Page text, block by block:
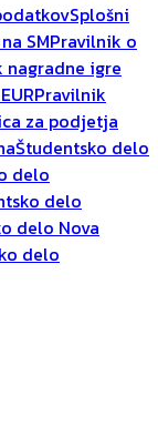
Splošni
SMPravilnik o
nagradne igre
Pravilnik
za podjetja
Študentsko delo
delo
delo
delo Nova
delo